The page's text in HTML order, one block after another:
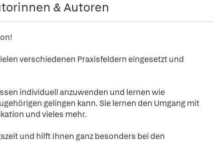
& Autoren
verschiedenen Praxisfeldern eingesetzt und
individuell anzuwenden und lernen wie
gelingen kann. Sie lernen den Umgang mit
und vieles mehr.
und hilft Ihnen ganz besonders bei den